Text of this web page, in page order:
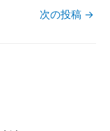
次の投稿 →